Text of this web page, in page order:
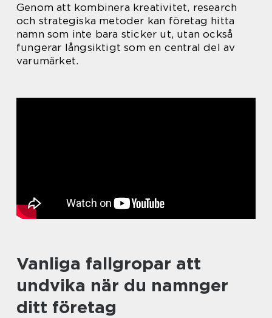
Genom att kombinera kreativitet, research
och strategiska metoder kan företag hitta
namn som inte bara sticker ut, utan också
fungerar långsiktigt som en central del av
varumärket.
Vanliga fallgropar att
undvika när du namnger
ditt företag